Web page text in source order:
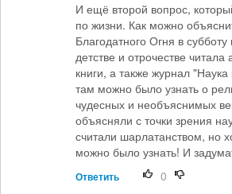
И ещё второй вопрос,
по жизни. Как можно
Благодатного Огня в
детстве и отрочестве читала
книги, а также журнал "Наука
там можно было узнать о
чудесных и необъяснимых
объясняли с точки зрения
считали шарлатанством, но
можно было узнать! И
Ответить 0